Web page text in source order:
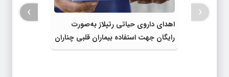
اهدای داروی حیاتی رتپلاز به‌صورت
رایگان جهت استفاده بیماران قلبی چناران
‹
›